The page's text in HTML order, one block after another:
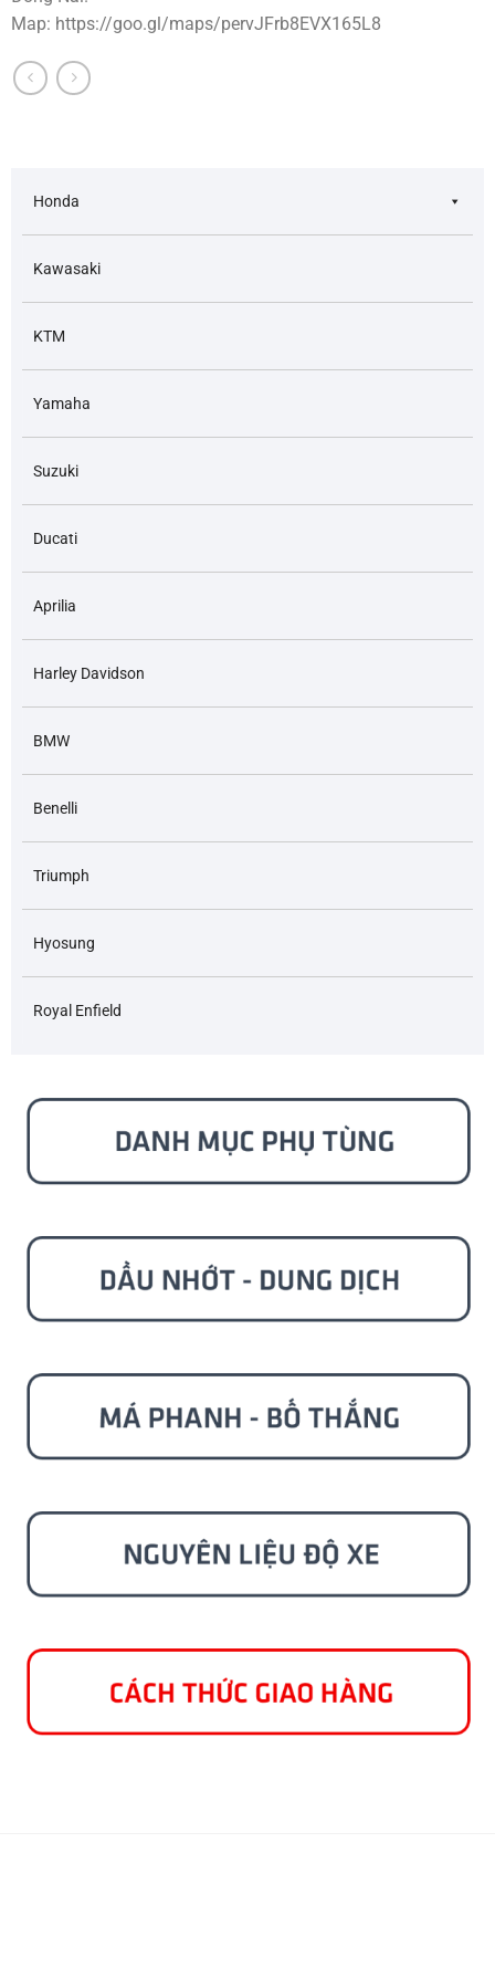
Map: https://goo.gl/maps/pervJFrb8EVX165L8
Honda
Kawasaki
KTM
Yamaha
Suzuki
Ducati
Aprilia
Harley Davidson
BMW
Benelli
Triumph
Hyosung
Royal Enfield